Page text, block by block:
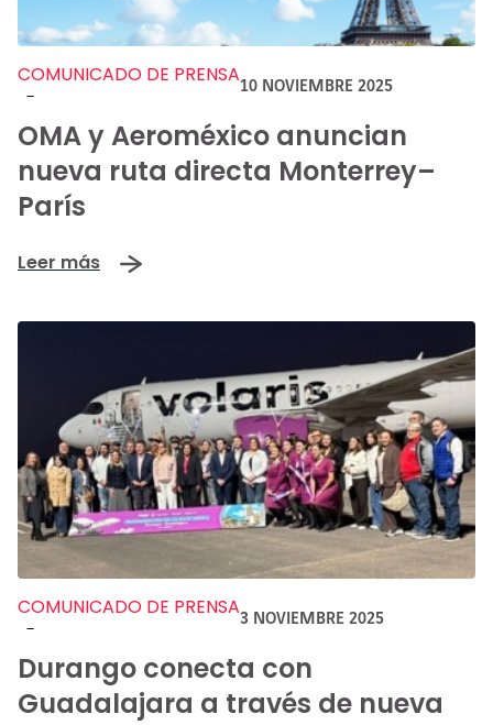
COMUNICADO DE PRENSA
-
10 NOVIEMBRE 2025
OMA y Aeroméxico anuncian
nueva ruta directa Monterrey–
París
Leer más
COMUNICADO DE PRENSA
-
3 NOVIEMBRE 2025
Durango conecta con
Guadalajara a través de nueva